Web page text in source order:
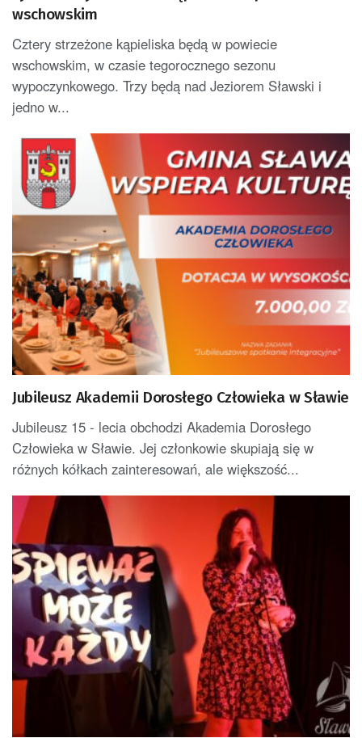
wschowskim
Cztery strzeżone kąpieliska będą w powiecie
wschowskim, w czasie tegorocznego sezonu
wypoczynkowego. Trzy będą nad Jeziorem Sławski i
jedno w...
Jubileusz Akademii Dorosłego Człowieka w Sławie
Jubileusz 15 - lecia obchodzi Akademia Dorosłego
Człowieka w Sławie. Jej członkowie skupiają się w
różnych kółkach zainteresowań, ale większość...